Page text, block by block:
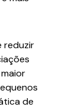
reduzir
de